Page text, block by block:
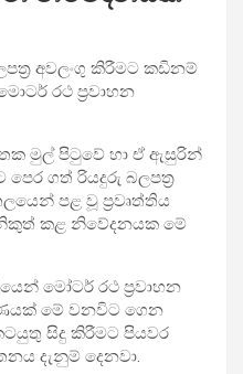
අවලංගු කිරීමට කඩිනම්
රථ ප්‍රවාහන
මුල් පිටුවේ හා ඒ ඇසුරින්
පෙර ගත් රියදුරු බලපත්‍ර
පළ වූ ප්‍රවෘත්තිය
කළ නිවේදනයක මේ
මෝටර් රථ ප්‍රවාහන
මේ වනවිට ගෙන
සිදු කිරීමට පියවර
දැනුම් දෙනවා.